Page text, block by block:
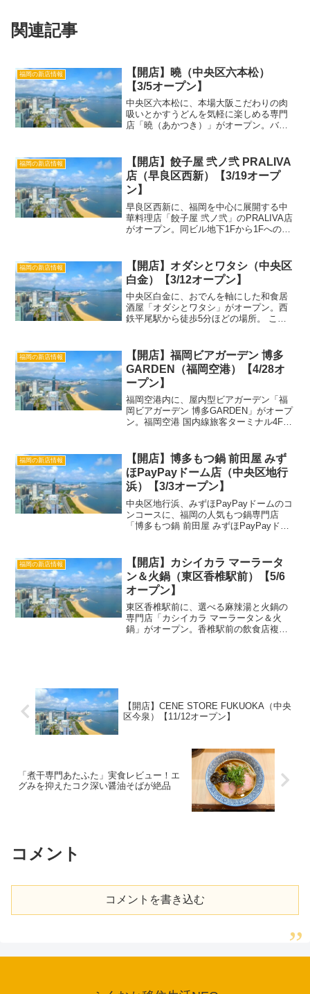
関連記事
福岡の新店情報
【開店】曉（中央区六本松）
【3/5オープン】
中央区六本松に、本場大阪こだわりの肉
吸いとかすうどんを気軽に楽しめる専門
店「曉（あかつき）」がオープン。バラ
きます。 この投稿をInstagramで見る
曉 AKATS...
福岡の新店情報
【開店】餃子屋 弐ノ弐 PRALIVA
店（早良区西新）【3/19オープ
ン】
早良区西新に、福岡を中心に展開する中
華料理店「餃子屋 弐ノ弐」のPRALIVA店
がオープン。同ビル地下1Fから1Fへの移
店」詳細店名餃子屋 弐ノ弐 PRALIVA...
福岡の新店情報
【開店】オダシとワタシ（中央区
白金）【3/12オープン】
中央区白金に、おでんを軸にした和食居
酒屋「オダシとワタシ」がオープン。西
鉄平尾駅から徒歩5分ほどの場所。 この
「オダシとワタシ」詳細店名オダシ...
福岡の新店情報
【開店】福岡ビアガーデン 博多
GARDEN（福岡空港）【4/28オ
ープン】
福岡空港内に、屋内型ビアガーデン「福
岡ビアガーデン 博多GARDEN」がオープ
ン。福岡空港 国内線旅客ターミナル4Fの
す。 この投稿をInstagramで見る 福岡ビ
アガ...
福岡の新店情報
【開店】博多もつ鍋 前田屋 みず
ほPayPayドーム店（中央区地行
浜）【3/3オープン】
中央区地行浜、みずほPayPayドームのコ
ンコースに、福岡の人気もつ鍋専門店
「博多もつ鍋 前田屋 みずほPayPayドー
門店で、国産和牛最高級ホルモンのみを
使用...
福岡の新店情報
【開店】カシイカラ マーラータ
ン＆火鍋（東区香椎駅前）【5/6
オープン】
東区香椎駅前に、選べる麻辣湯と火鍋の
専門店「カシイカラ マーラータン＆火
鍋」がオープン。香椎駅前の飲食店複合
【開店】CENE STORE FUKUOKA（中央
区今泉）【11/12オープン】
「煮干専門あたふた」実食レビュー！エ
グみを抑えたコク深い醤油そばが絶品
コメント
コメントを書き込む